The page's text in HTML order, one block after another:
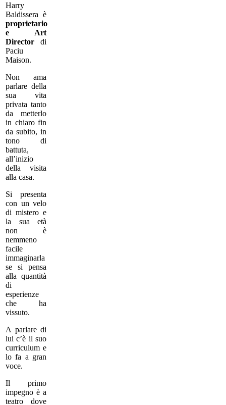
Harry
Baldissera è
proprietario
e Art
Director di
Paciu
Maison.
Non ama
parlare della
sua vita
privata tanto
da metterlo
in chiaro fin
da subito, in
tono di
battuta,
all’inizio
della visita
alla casa.
Si presenta
con un velo
di mistero e
la sua età
non è
nemmeno
facile
immaginarla
se si pensa
alla quantità
di
esperienze
che ha
vissuto.
A parlare di
lui c’è il suo
curriculum e
lo fa a gran
voce.
Il primo
impegno è a
teatro dove